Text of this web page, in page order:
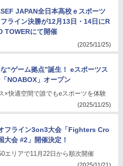
JAPAN全日本高校ｅスポーツ
ライン決勝が12月13日・14日にR
TOWERにて開催
(2025/11/25)
“ゲーム拠点”誕生！ eスポーツス
NOABOX」オープン
×快適空間で誰でもeスポーツを体験
(2025/11/25)
フライン3on3大会「Fighters Cro
大会 #2」開催決定！
エリアで11月22日から順次開催